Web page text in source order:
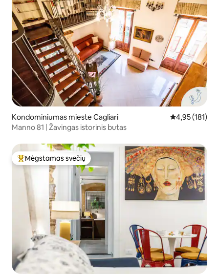
Kondominiumas mieste Cagliari Vidutinis
4,95 (181)
Manno 81 | Žavingas istorinis butas
Svečių mėgstamiausias
Mėgstamas svečių